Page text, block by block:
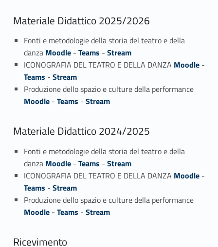
Materiale Didattico 2025/2026
Fonti e metodologie della storia del teatro e della
danza Moodle- Teams - Stream
ICONOGRAFIA DEL TEATRO E DELLA DANZA Moodle-
Teams - Stream
Produzione dello spazio e culture della performance
Moodle- Teams - Stream
Materiale Didattico 2024/2025
Fonti e metodologie della storia del teatro e della
danza Moodle- Teams - Stream
ICONOGRAFIA DEL TEATRO E DELLA DANZA Moodle-
Teams - Stream
Produzione dello spazio e culture della performance
Moodle- Teams - Stream
Ricevimento